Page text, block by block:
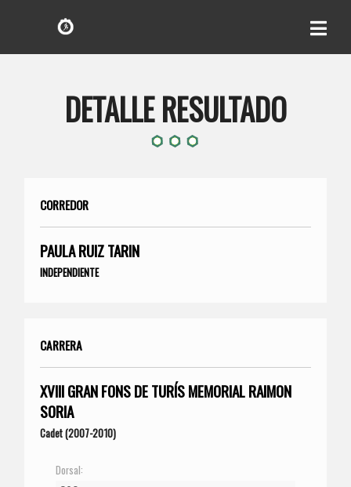
DETALLE RESULTADO
CORREDOR
PAULA RUIZ TARIN
INDEPENDIENTE
CARRERA
XVIII GRAN FONS DE TURÍS MEMORIAL RAIMON
SORIA
Cadet (2007-2010)
Dorsal: